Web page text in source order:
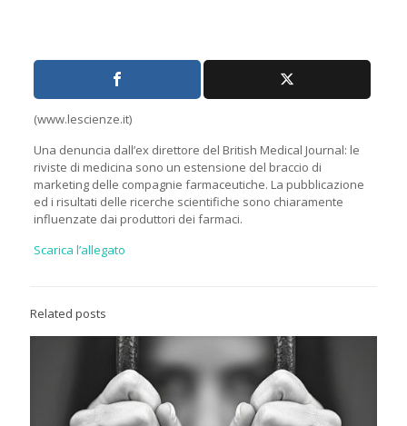
(www.lescienze.it)
Una denuncia dall’ex direttore del British Medical Journal: le
riviste di medicina sono un estensione del braccio di
marketing delle compagnie farmaceutiche. La pubblicazione
ed i risultati delle ricerche scientifiche sono chiaramente
influenzate dai produttori dei farmaci.
Scarica l’allegato
Related posts